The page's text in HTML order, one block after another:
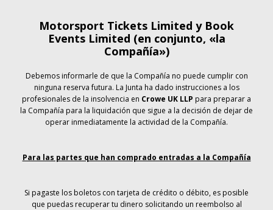
Motorsport Tickets Limited y Book
Events Limited (en conjunto, «la
Compañía»)
Debemos informarle de que la Compañía no puede cumplir con
ninguna reserva futura. La Junta ha dado instrucciones a los
profesionales de la insolvencia en Crowe UK LLP para preparar a
la Compañía para la liquidación que sigue a la decisión de dejar de
operar inmediatamente la actividad de la Compañía.
Para las partes que han comprado entradas a la Compañía
Si pagaste los boletos con tarjeta de crédito o débito, es posible
que puedas recuperar tu dinero solicitando un reembolso al